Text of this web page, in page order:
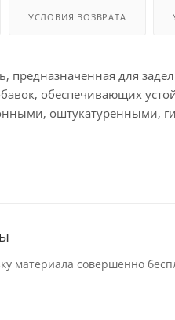
УСЛОВИЯ ВОЗВРАТА
предназначенная для
обеспечивающих
оштукатуренными,
материала совершенно